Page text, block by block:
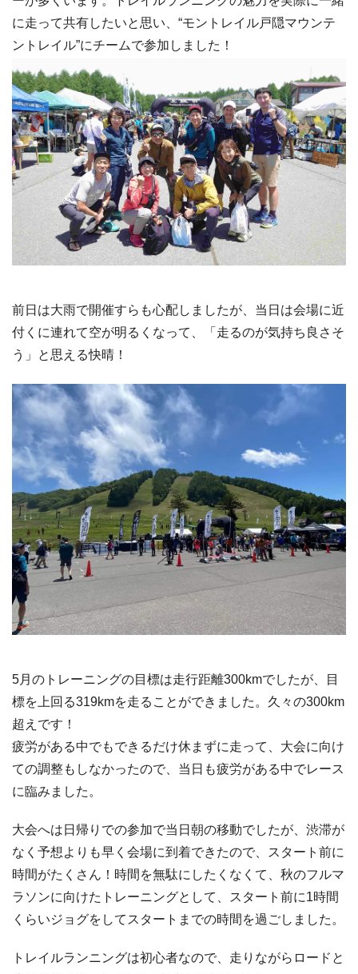
に走って共有したいと思い、“モントレイル戸隠マウンテ
ントレイル”にチームで参加しました！
前日は大雨で開催すらも心配しましたが、当日は会場に近
付くに連れて空が明るくなって、「走るのが気持ち良さそ
う」と思える快晴！
5月のトレーニングの目標は走行距離300kmでしたが、目
標を上回る319kmを走ることができました。久々の300km
超えです！
疲労がある中でもできるだけ休まずに走って、大会に向け
ての調整もしなかったので、当日も疲労がある中でレース
に臨みました。
大会へは日帰りでの参加で当日朝の移動でしたが、渋滞が
なく予想よりも早く会場に到着できたので、スタート前に
時間がたくさん！時間を無駄にしたくなくて、秋のフルマ
ラソンに向けたトレーニングとして、スタート前に1時間
くらいジョグをしてスタートまでの時間を過ごしました。
トレイルランニングは初心者なので、走りながらロードと